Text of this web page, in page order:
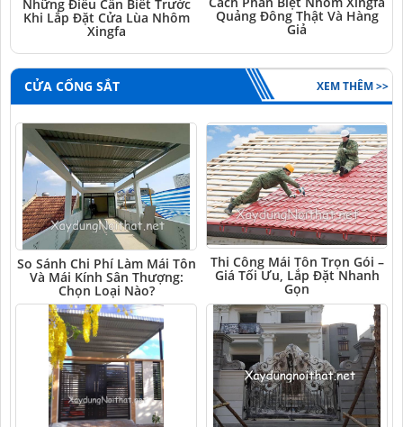
Những Điều Cần Biết Trước
Khi Lắp Đặt Cửa Lùa Nhôm
Xingfa
Quảng Đông Thật Và Hàng
Giả
CỬA CỔNG SẮT XEM THÊM >>
So Sánh Chi Phí Làm Mái Tôn
Và Mái Kính Sân Thượng:
Chọn Loại Nào?
Thi Công Mái Tôn Trọn Gói –
Giá Tối Ưu, Lắp Đặt Nhanh
Gọn